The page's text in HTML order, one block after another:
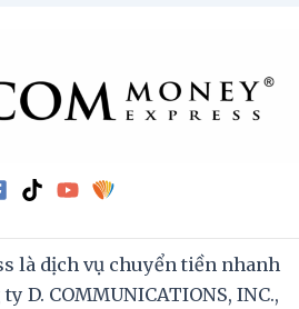
là dịch vụ chuyển tiền nhanh
D. COMMUNICATIONS, INC.,